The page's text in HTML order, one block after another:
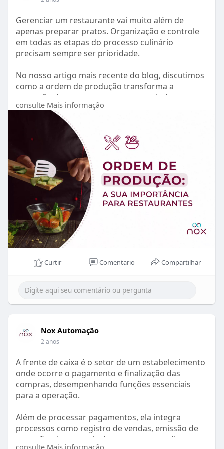
https://abrasel.com.br/revista..../gestao-do-
setor/aut
Gerenciar um restaurante vai muito além de
apenas preparar pratos. Organização e controle
em todas as etapas do processo culinário
precisam sempre ser prioridade.
No nosso artigo mais recente do blog, discutimos
como a ordem de produção transforma a
operação do seu restaurante, garantindo uma
experiência excepcional e eficiente para os seus
Confira alguns dos benefícios que a ordem de
produção traz para o seu negócio:
- Mais eficiência na operação: organize sua equipe
e reduza o tempo de preparo.
- Redução de desperdícios: controle seu estoque e
minimize perdas.
- Consistência na qualidade dos pratos: mantenha
o padrão de excelência em cada visita.
cheguem à mesa sem atrasos.
- Facilidade na adaptação às demandas: atenda
Além disso, a utilização da ordem de produção
Veja:
- Lista de ingredientes: precisão nas quantidades
evita desperdícios.
- Etapas de preparo: definição clara das fases de
preparação.
consulte Mais informação
Curtir Comentario Compartilhar
Nox Automação
2 anos
A frente de caixa é o setor de um estabelecimento
onde ocorre o pagamento e finalização das
compras, desempenhando funções essenciais
para a operação.
Além de processar pagamentos, ela integra
processos como registro de vendas, emissão de
notas fiscais, controle de estoque e atendimento